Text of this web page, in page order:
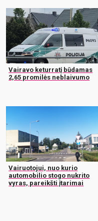
Vairavo keturratį būdamas
2,65 promilės neblaivumo
Vairuotojui, nuo kurio
automobilio stogo nukrito
vyras, pareikšti įtarimai